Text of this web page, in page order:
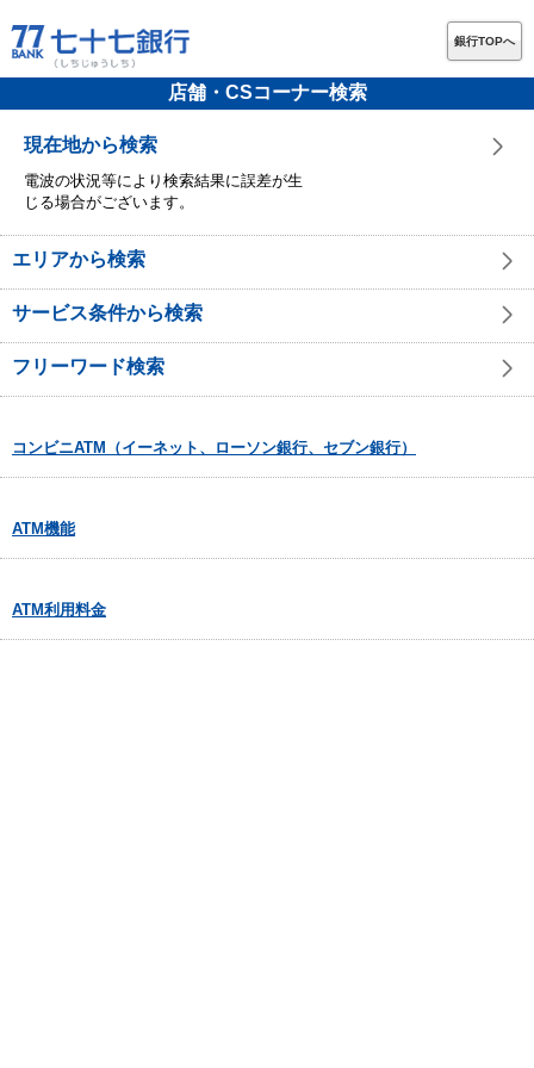
銀行TOPへ
店舗・CSコーナー検索
現在地から検索
電波の状況等により検索結果に誤差が生
じる場合がございます。
エリアから検索
サービス条件から検索
フリーワード検索
コンビニATM（イーネット、ローソン銀行、セブン銀行）
ATM機能
ATM利用料金